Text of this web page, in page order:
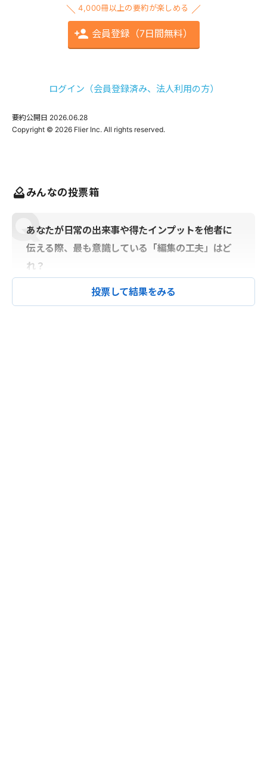
4,000冊以上の要約が楽しめる
会員登録（7日間無料）
ログイン（会員登録済み、法人利用の方）
要約公開日 2026.06.28
みんなの投票箱
あなたが日常の出来事や得たインプットを他者に
伝える際、最も意識している「編集の工夫」はど
れ？
投票して結果をみる